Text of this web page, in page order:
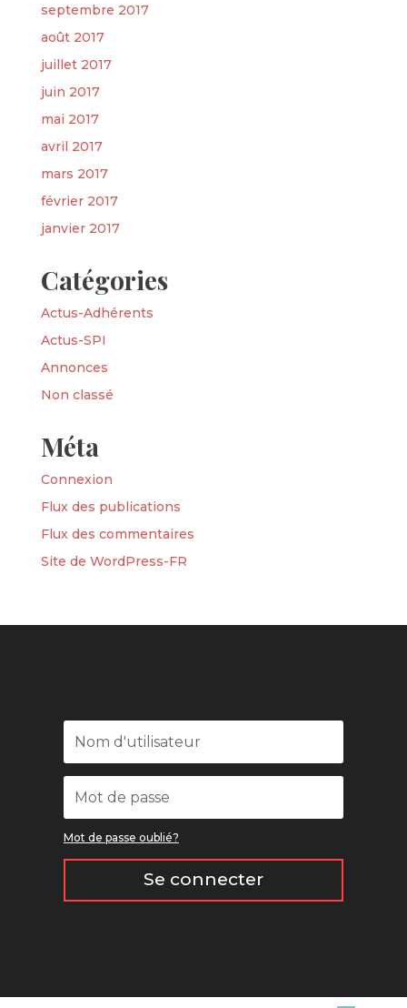
septembre 2017
août 2017
juillet 2017
juin 2017
mai 2017
avril 2017
mars 2017
février 2017
janvier 2017
Catégories
Actus-Adhérents
Actus-SPI
Annonces
Non classé
Méta
Connexion
Flux des publications
Flux des commentaires
Site de WordPress-FR
Mot de passe oublié?
Se connecter